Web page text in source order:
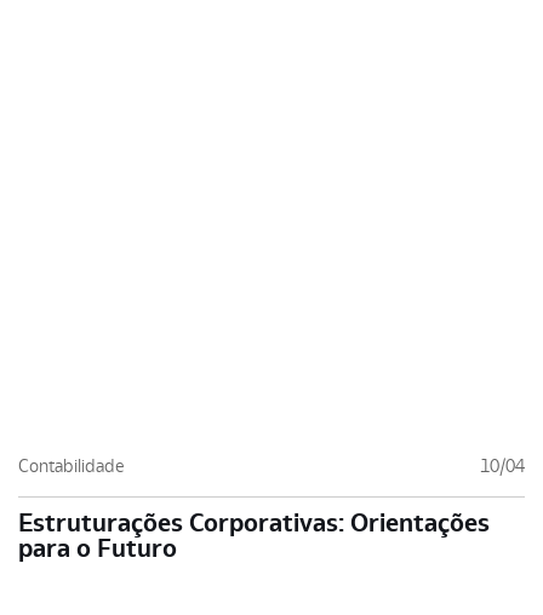
Contabilidade 10/04
Estruturações Corporativas: Orientações
para o Futuro